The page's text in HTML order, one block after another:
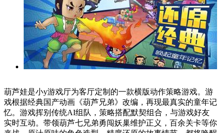
葫芦娃是小y游戏厅为客厅定制的一款横版动作策略游戏。游
戏根据经典国产动画《葫芦兄弟》改编，再现最真实的童年记
忆。游戏挥别传统AI组队，策略搭配默契组合，与游戏好友
实时互动。带领葫芦七兄弟勇闯妖巢维护正义，百余关卡等你